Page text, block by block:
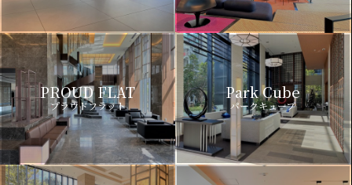
PROUD FLAT
プラウドフラット
Park Cube
パークキューブ